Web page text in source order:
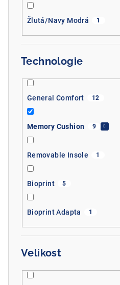
Žlutá/Navy Modrá 1
Technologie
General Comfort 12
Memory Cushion 9
Removable Insole 1
Bioprint 5
Bioprint Adapta 1
Velikost